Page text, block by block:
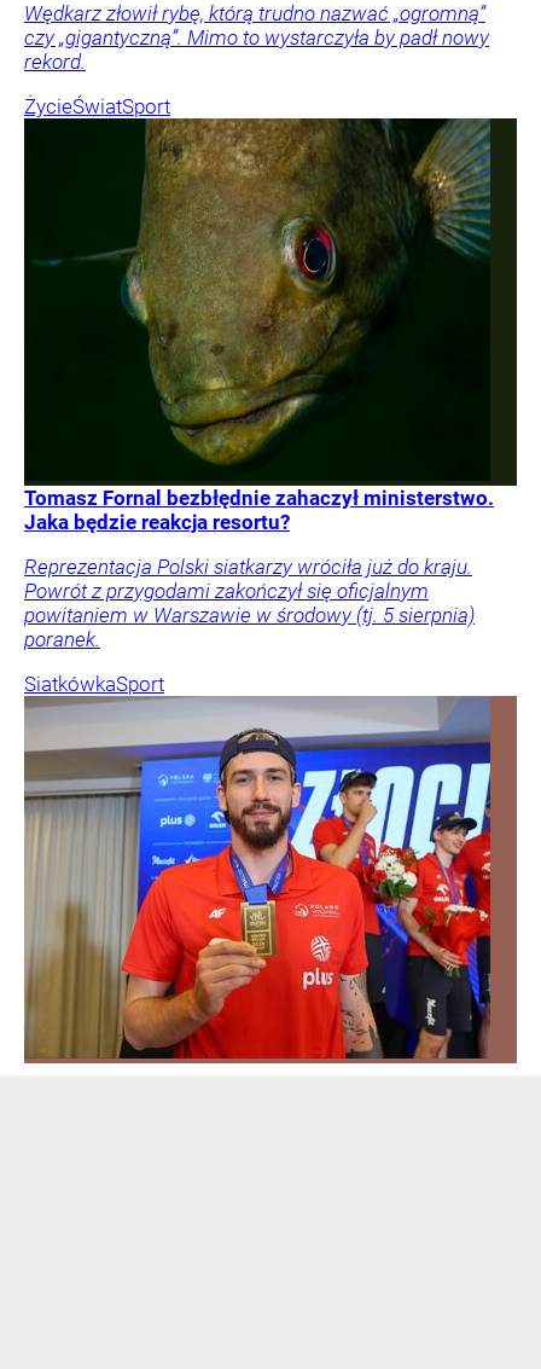
Wędkarz złowił rybę, którą trudno nazwać „ogromną”
czy „gigantyczną”. Mimo to wystarczyła by padł nowy
rekord.
ŻycieŚwiatSport
Tomasz Fornal bezbłędnie zahaczył ministerstwo.
Jaka będzie reakcja resortu?
Reprezentacja Polski siatkarzy wróciła już do kraju.
Powrót z przygodami zakończył się oficjalnym
powitaniem w Warszawie w środowy (tj. 5 sierpnia)
poranek.
SiatkówkaSport